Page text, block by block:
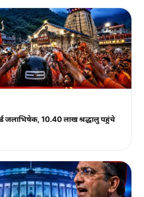
जलाभिषेक, 10.40 लाख श्रद्धालु पहुंचे